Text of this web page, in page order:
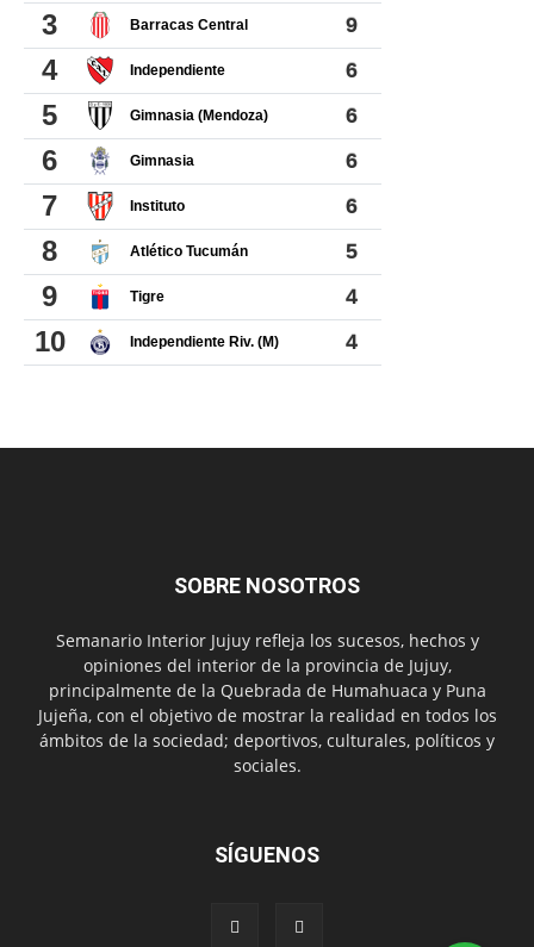
SOBRE NOSOTROS
Semanario Interior Jujuy refleja los sucesos, hechos y
opiniones del interior de la provincia de Jujuy,
principalmente de la Quebrada de Humahuaca y Puna
Jujeña, con el objetivo de mostrar la realidad en todos los
ámbitos de la sociedad; deportivos, culturales, políticos y
sociales.
SÍGUENOS